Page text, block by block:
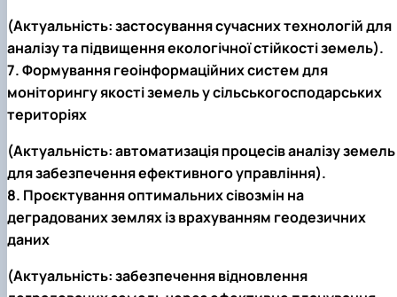
(Актуальність: застосування сучасних технологій для
аналізу та підвищення екологічної стійкості земель).
7. Формування геоінформаційних систем для
моніторингу якості земель у сільськогосподарських
територіях
(Актуальність: автоматизація процесів аналізу земель
для забезпечення ефективного управління).
8. Проєктування оптимальних сівозмін на
деградованих землях із врахуванням геодезичних
даних
(Актуальність: забезпечення відновлення